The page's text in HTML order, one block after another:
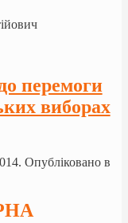
перемоги
виборах
Опубліковано в